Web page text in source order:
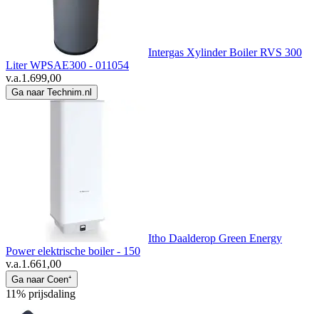
Intergas Xylinder Boiler RVS 300
Liter WPSAE300 - 011054
v.a.1.699,00
Ga naar Technim.nl
Itho Daalderop Green Energy
Power elektrische boiler - 150
v.a.1.661,00
Ga naar Coen⁺
11% prijsdaling